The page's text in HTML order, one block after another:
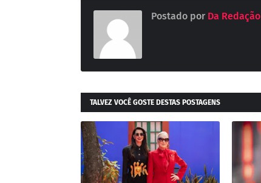
Postado por Da Redação
TALVEZ VOCÊ GOSTE DESTAS POSTAGENS